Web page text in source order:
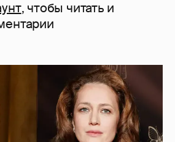
, чтобы читать и